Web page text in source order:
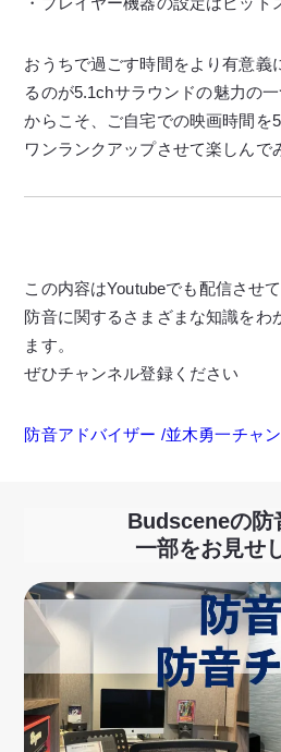
おうちで過ごす時間をより有意義
るのが5.1chサラウンドの魅力の
からこそ、ご自宅での映画時間を
ワンランクアップさせて楽しんで
この内容はYoutubeでも配信させ
防音に関するさまざまな知識をわ
ます。
ぜひチャンネル登録ください
防音アドバイザー /並木勇一チャ
Budsceneの防
一部をお見せ